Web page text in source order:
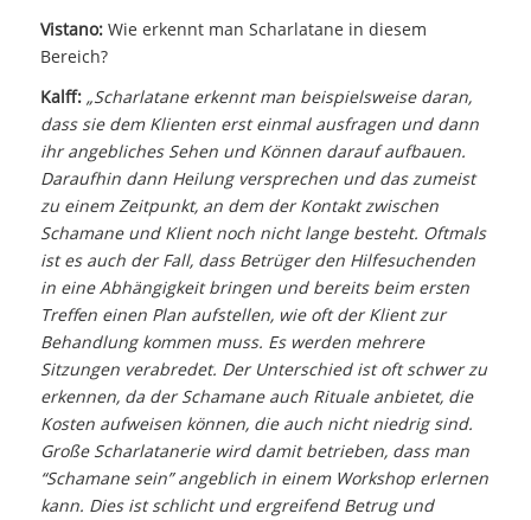
Vistano: Wie erkennt man Scharlatane in diesem
Bereich?
Kalff:„Scharlatane erkennt man beispielsweise daran,
dass sie dem Klienten erst einmal ausfragen und dann
ihr angebliches Sehen und Können darauf aufbauen.
Daraufhin dann Heilung versprechen und das zumeist
zu einem Zeitpunkt, an dem der Kontakt zwischen
Schamane und Klient noch nicht lange besteht. Oftmals
ist es auch der Fall, dass Betrüger den Hilfesuchenden
in eine Abhängigkeit bringen und bereits beim ersten
Treffen einen Plan aufstellen, wie oft der Klient zur
Behandlung kommen muss. Es werden mehrere
Sitzungen verabredet. Der Unterschied ist oft schwer zu
erkennen, da der Schamane auch Rituale anbietet, die
Kosten aufweisen können, die auch nicht niedrig sind.
Große Scharlatanerie wird damit betrieben, dass man
“Schamane sein” angeblich in einem Workshop erlernen
kann. Dies ist schlicht und ergreifend Betrug und